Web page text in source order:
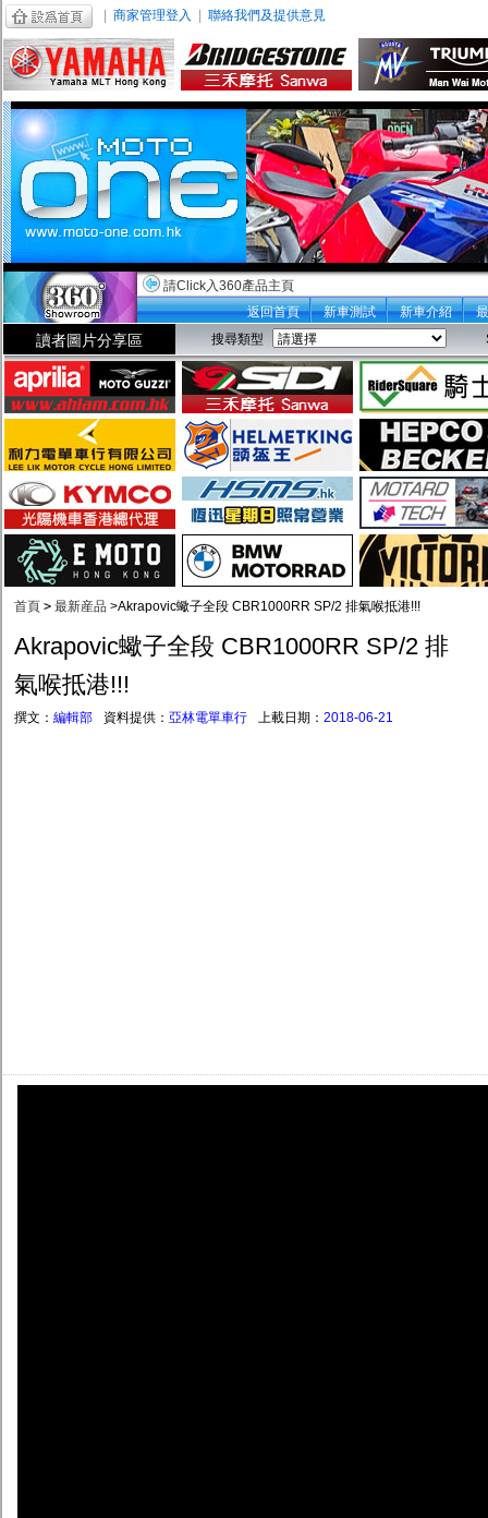
商家管理登入 聯絡我們及提供意見
請Click入360產品主頁
返回首頁
新車測試 新車介紹
讀者圖片分享區 搜尋類型
首頁 > 最新産品 >Akrapovic蠍子全段 CBR1000RR SP/2 排氣喉抵港!!!
Akrapovic蠍子全段 CBR1000RR SP/2 排
氣喉抵港!!!
撰文： 編輯部 資料提供： 亞林電單車行 上載日期： 2018-06-21